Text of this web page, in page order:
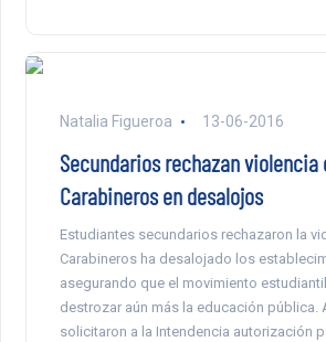
Natalia Figueroa 13-06-2016
Secundarios rechazan violencia
Carabineros en desalojos
Estudiantes secundarios rechazaron la
Carabineros ha desalojado los
asegurando que el movimiento
destrozar aún más la educación pública.
solicitaron a la Intendencia autorización